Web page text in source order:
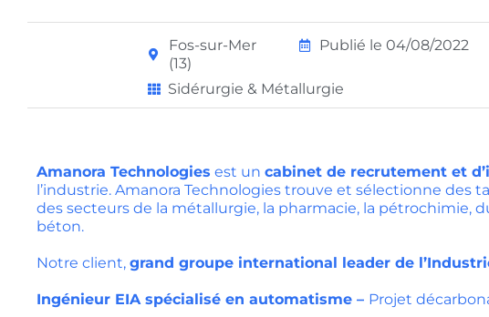
Fos-sur-Mer
(13)
Publié le 04/08/2022
Sidérurgie & Métallurgie
Amanora Technologies est un cabinet de recrutement et
l’industrie. Amanora Technologies trouve et sélectionne des
des secteurs de la métallurgie, la pharmacie, la pétrochimie,
béton.
Notre client, grand groupe international leader de
Ingénieur EIA spécialisé en automatisme – Projet